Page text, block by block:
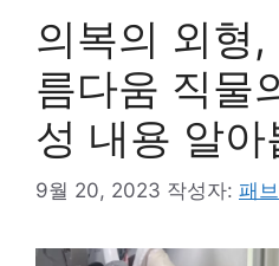
의복의 외형
름다움 직물
성 내용 알아
9월 20, 2023 작성자: 패